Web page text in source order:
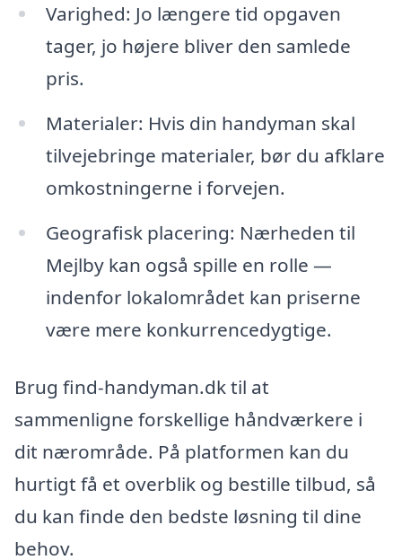
Varighed: Jo længere tid opgaven
tager, jo højere bliver den samlede
pris.
Materialer: Hvis din handyman skal
tilvejebringe materialer, bør du afklare
omkostningerne i forvejen.
Geografisk placering: Nærheden til
Mejlby kan også spille en rolle —
indenfor lokalområdet kan priserne
være mere konkurrencedygtige.
Brug find-handyman.dk til at
sammenligne forskellige håndværkere i
dit nærområde. På platformen kan du
hurtigt få et overblik og bestille tilbud, så
du kan finde den bedste løsning til dine
behov.